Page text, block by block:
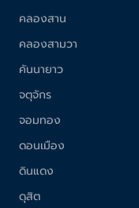
คลองสาน
คลองสามวา
คันนายาว
จตุจักร
จอมทอง
ดอนเมือง
ดินแดง
ดุสิต